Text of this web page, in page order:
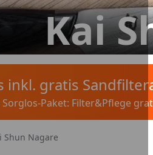
Kai
inkl. gratis
Paket: Filter&Pflege
Shun Nagare